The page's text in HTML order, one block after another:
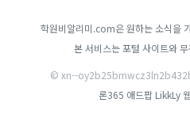
학원비알리미.com은 원하는 소식을
본 서비스는 포털 사이트와
© xn--
론365 애드팝 LikkLy